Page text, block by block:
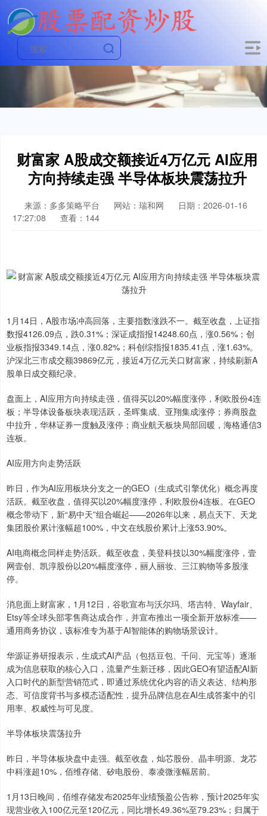
财富家 A股成交额接近4万亿元 AI应用
方向持续走强 半导体板块震荡拉升
来源：多多策略平台 网站：瑞和网
日期：2026-01-16
17:27:08
查看：144
1月14日，A股市场冲高回落，主要指数涨跌不一。截至收盘，上证指
数报4126.09点，跌0.31%；深证成指报14248.60点，涨0.56%；创
业板指报3349.14点，涨0.82%；科创综指报1835.41点，涨1.63%。
沪深北三市成交额39869亿元，接近4万亿元关口财富家，持续刷新A
股单日成交额纪录。
盘面上，AI应用方向持续走强，值得买以20%幅度涨停，利欧股份4连
板；半导体设备板块表现活跃，圣晖集成、亚翔集成涨停；券商股盘
中拉升，华林证券一度触及涨停；商业航天板块局部回暖，海格通信3
连板。
AI应用方向走势活跃
昨日，作为AI应用板块分支之一的GEO（生成式引擎优化）概念再度
活跃。截至收盘，值得买以20%幅度涨停，利欧股份4连板。在GEO
概念带动下，新“易中天”组合崛起——2026年以来，易点天下、天龙
集团股价累计涨幅超100%，中文在线股价累计上涨53.90%。
AI电商概念同样走势活跃。截至收盘，美登科技以30%幅度涨停，壹
网壹创、凯淳股份以20%幅度涨停，丽人丽妆、三江购物等多股涨
停。
消息面上财富家，1月12日，谷歌宣布与沃尔玛、塔吉特、Wayfair、
Etsy等全球头部零售商达成合作，并宣布推出一项全新开放标准——
通用商务协议，该标准专为基于AI智能体的购物场景设计。
华源证券研报表示，生成式AI产品（包括豆包、千问、元宝等）逐渐
成为信息获取的核心入口，流量产生新迁移，因此GEO有望适配AI新
入口时代的新型营销范式，即通过系统优化内容的语义表达、结构形
态、可信度背书与多模态适配性，提升品牌信息在AI生成答案中的引
用率、权威性与可见度。
半导体板块震荡拉升
昨日，半导体板块盘中走强。截至收盘，灿芯股份、晶丰明源、龙芯
中科涨超10%，佰维存储、矽电股份、泰凌微涨幅居前。
1月13日晚间，佰维存储发布2025年业绩预盈公告称，预计2025年实
现营业收入100亿元至120亿元，同比增长49.36%至79.23%；归属于